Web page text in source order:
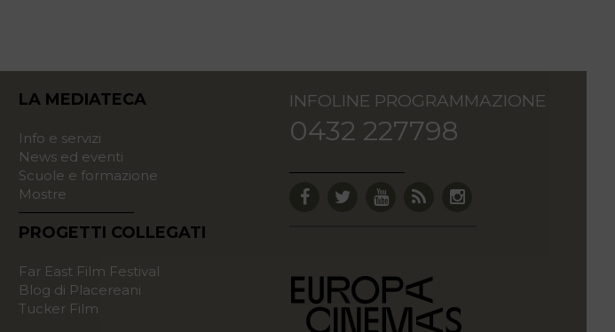
LA MEDIATECA
Info e servizi
News ed eventi
Scuole e formazione
Mostre
PROGETTI COLLEGATI
Far East Film Festival
Blog di Placereani
Tucker Film
INFOLINE PROGRAMMAZIONE
0432 227798